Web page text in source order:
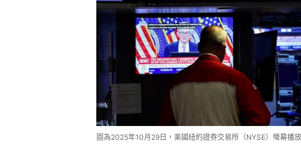
圖為2025年10月29日，美國紐約證券交易所（NYSE）螢幕播